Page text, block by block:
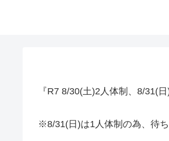
『R7 8/30(土)2人体制、8/31(日
※8/31(日)は1人体制の為、待